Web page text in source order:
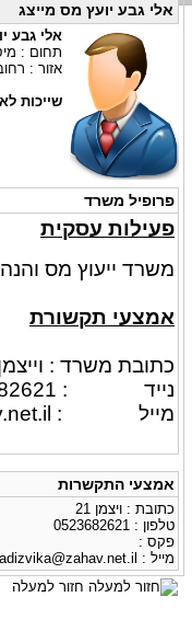
אלי גבע יועץ מס מייצג
אלי גבע
תחום :
אזור :
שייכות
פרופיל משרד
פעילות עסקית
משרד ייעוץ מס
אמצעי תקשורת
כתובת משרד : וייצמן 21
נייד : 052-3682621
מייל :
אמצעי התקשרות
כתובת : ויצמן 21
טלפון : 0523682621
פקס :
מייל : adizvika@zahav.net.il
חזור למעלה